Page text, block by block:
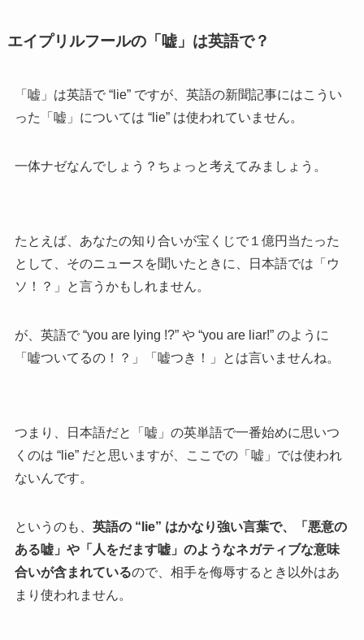
エイプリルフールの「嘘」は英語で？
「嘘」は英語で “lie” ですが、英語の新聞記事にはこうい
った「嘘」については “lie” は使われていません。
一体ナゼなんでしょう？ちょっと考えてみましょう。
たとえば、あなたの知り合いが宝くじで１億円当たった
として、そのニュースを聞いたときに、日本語では「ウ
ソ！？」と言うかもしれません。
が、英語で “you are lying !?” や “you are liar!” のように
「嘘ついてるの！？」「嘘つき！」とは言いませんね。
つまり、日本語だと「嘘」の英単語で一番始めに思いつ
くのは “lie” だと思いますが、ここでの「嘘」では使われ
ないんです。
というのも、 英語の “lie” はかなり強い言葉で、「悪意の
ある嘘」や「人をだます嘘」のようなネガティブな意味
合いが含まれているので、相手を侮辱するとき以外はあ
まり使われません。